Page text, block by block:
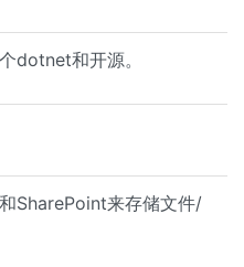
dotnet和开源。
SharePoint来存储文件/